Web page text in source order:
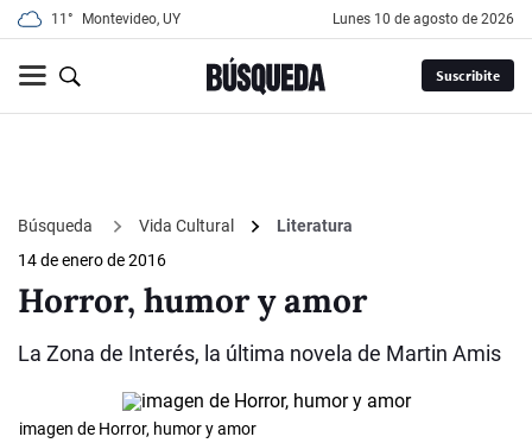
11° Montevideo, UY lunes 10 de agosto de 2026
Suscribite
Búsqueda Vida Cultural
Literatura
14 de enero de 2016
Horror, humor y amor
La Zona de Interés, la última novela de Martin Amis
imagen de Horror, humor y amor